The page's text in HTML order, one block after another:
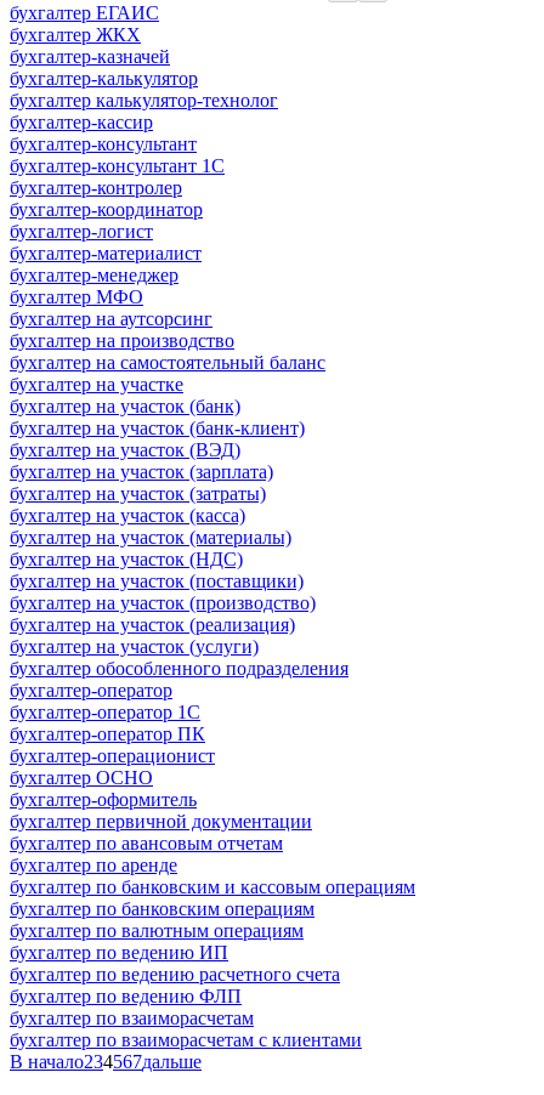
бухгалтер ЕГАИС
бухгалтер ЖКХ
бухгалтер-казначей
бухгалтер-калькулятор
бухгалтер калькулятор-технолог
бухгалтер-кассир
бухгалтер-консультант
бухгалтер-консультант 1С
бухгалтер-контролер
бухгалтер-координатор
бухгалтер-логист
бухгалтер-материалист
бухгалтер-менеджер
бухгалтер МФО
бухгалтер на аутсорсинг
бухгалтер на производство
бухгалтер на самостоятельный баланс
бухгалтер на участке
бухгалтер на участок (банк)
бухгалтер на участок (банк-клиент)
бухгалтер на участок (ВЭД)
бухгалтер на участок (зарплата)
бухгалтер на участок (затраты)
бухгалтер на участок (касса)
бухгалтер на участок (материалы)
бухгалтер на участок (НДС)
бухгалтер на участок (поставщики)
бухгалтер на участок (производство)
бухгалтер на участок (реализация)
бухгалтер на участок (услуги)
бухгалтер обособленного подразделения
бухгалтер-оператор
бухгалтер-оператор 1С
бухгалтер-оператор ПК
бухгалтер-операционист
бухгалтер ОСНО
бухгалтер-оформитель
бухгалтер первичной документации
бухгалтер по авансовым отчетам
бухгалтер по аренде
бухгалтер по банковским и кассовым операциям
бухгалтер по банковским операциям
бухгалтер по валютным операциям
бухгалтер по ведению ИП
бухгалтер по ведению расчетного счета
бухгалтер по ведению ФЛП
бухгалтер по взаиморасчетам
бухгалтер по взаиморасчетам с клиентами
В начало234567дальше